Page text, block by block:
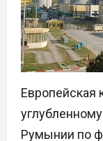
Европейская
Румынии по